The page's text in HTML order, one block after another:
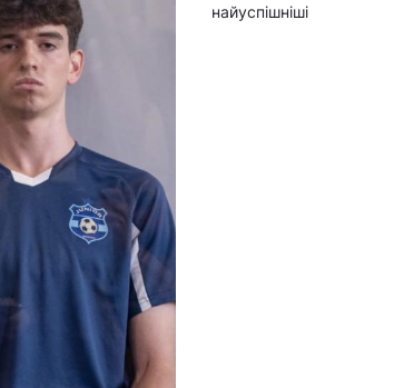
найуспішніші